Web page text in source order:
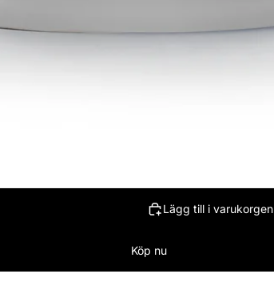
Lägg till i varukorgen
Köp nu